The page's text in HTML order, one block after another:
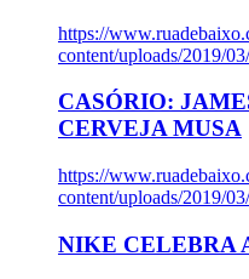
https://
content/uploads/2019/
CASÓRIO:
CERVEJA MUSA
https://
content/uploads/2019/
NIKE CELEBRA